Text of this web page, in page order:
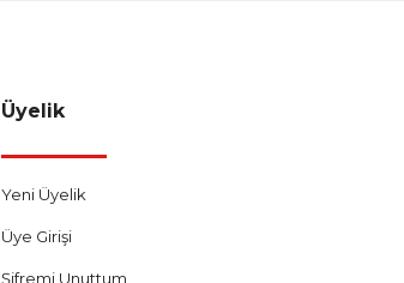
Üyelik
Yeni Üyelik
Üye Girişi
Şifremi Unuttum